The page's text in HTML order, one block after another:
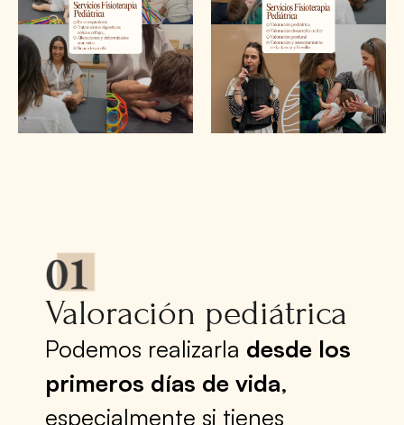
Valoración pediátrica
Podemos realizarla desde los
primeros días de vida,
especialmente si tienes